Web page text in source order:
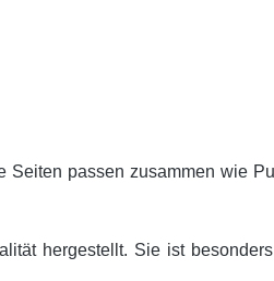
passen zusammen wie
hergestellt. Sie ist